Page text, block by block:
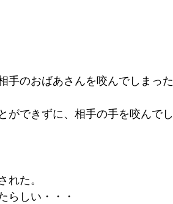
手のおばあさんを咬んでしまった
ができずに、相手の手を咬んでし
た。
らしい・・・